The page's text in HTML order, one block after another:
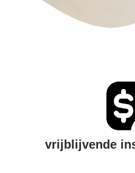
vrijblijvende